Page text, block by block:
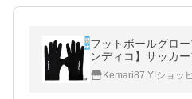
フットボールグロ
ンディコ】サッカ
リー25f-903513
Kemari87 Y!ショッ